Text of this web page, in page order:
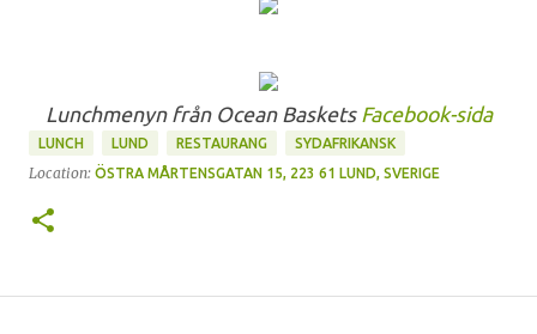
Lunchmenyn från Ocean Baskets Facebook-sida
LUNCH LUND RESTAURANG SYDAFRIKANSK
Location: ÖSTRA MÅRTENSGATAN 15, 223 61 LUND, SVERIGE